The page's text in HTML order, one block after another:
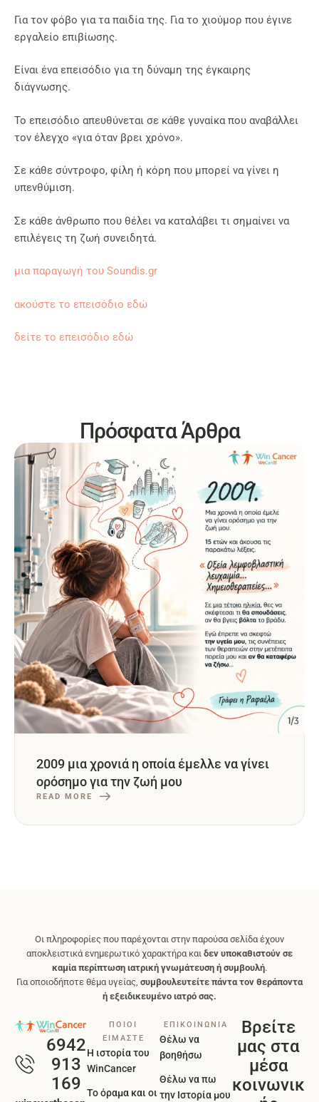
Για τον φόβο για τα παιδία της. Για το χιούμορ που έγινε
εργαλείο επιβίωσης.
Είναι ένα επεισόδιο για τη δύναμη της έγκαιρης
διάγνωσης.
Το επεισόδιο απευθύνεται σε κάθε γυναίκα που αναβάλλει
τον έλεγχο «για όταν βρει χρόνο».
Σε κάθε σύντροφο, φίλη ή κόρη που μπορεί να γίνει η
υπενθύμιση.
Σε κάθε άνθρωπο που θέλει να καταλάβει τι σημαίνει να
επιλέγεις τη ζωή συνειδητά.
μια παραγωγή του Soundis.gr
ακούστε το επεισόδιο εδώ
δείτε το επεισόδιο εδώ
Πρόσφατα Άρθρα
2009 μια χρονιά η οποία έμελλε να γίνει
ορόσημο για την ζωή μου
READ MORE
Οι πληροφορίες που παρέχονται στην παρούσα σελίδα έχουν
αποκλειστικά ενημερωτικό χαρακτήρα και δεν υποκαθιστούν σε
καμία περίπτωση ιατρική γνωμάτευση ή συμβουλή.
Για οποιοδήποτε θέμα υγείας, συμβουλευτείτε πάντα τον θεράποντα
ή εξειδικευμένο ιατρό σας.
6942
913
169
ΠΟΙΟΙ
ΕΙΜΑΣΤΕ
Η ιστορία του
WinCancer
Το όραμα και οι
ΕΠΙΚΟΙΝΩΝΙΑ
Θέλω να
βοηθήσω
Θέλω να πω
την Ιστορία μου
Βρείτε
μας στα
μέσα
κοινωνικ